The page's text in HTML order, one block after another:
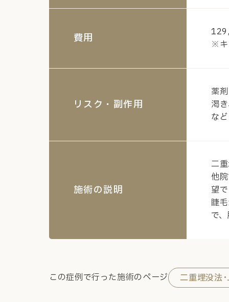
費用
※キ
リスク・副作用
薬
渇
など
施術の説明
二
他
望
睫
で
この症例で行った施術のページ 二重埋没法